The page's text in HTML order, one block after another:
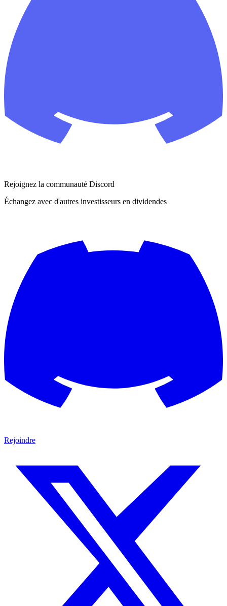
Rejoignez la communauté Discord
Échangez avec d'autres investisseurs en dividendes
Rejoindre